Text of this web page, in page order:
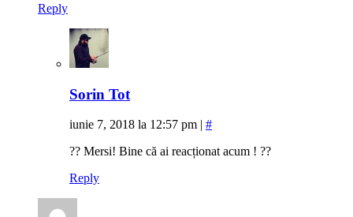
Reply
Sorin Tot
iunie 7, 2018 la 12:57 pm | #
?? Mersi! Bine că ai reacționat acum ! ??
Reply